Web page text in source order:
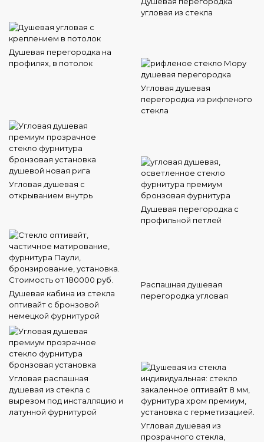
угловая из стекла
Душевая перегородка на
профилях, в потолок
Угловая душевая
перегородка из рифленого
стекла
Угловая душевая с
открыванием внутрь
Душевая перегородка с
профильной петлей
Душевая кабина из стекла
оптивайт с бронзовой
немецкой фурнитурой
Распашная душевая
перегородка угловая
Угловая распашная
душевая из стекла с
вырезом под инсталляцию и
латунной фурнитурой
Угловая душевая из
прозрачного стекла,